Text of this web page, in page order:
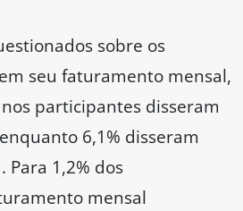
sobre os
seu faturamento mensal,
participantes disseram
6,1% disseram
1,2% dos
mensal